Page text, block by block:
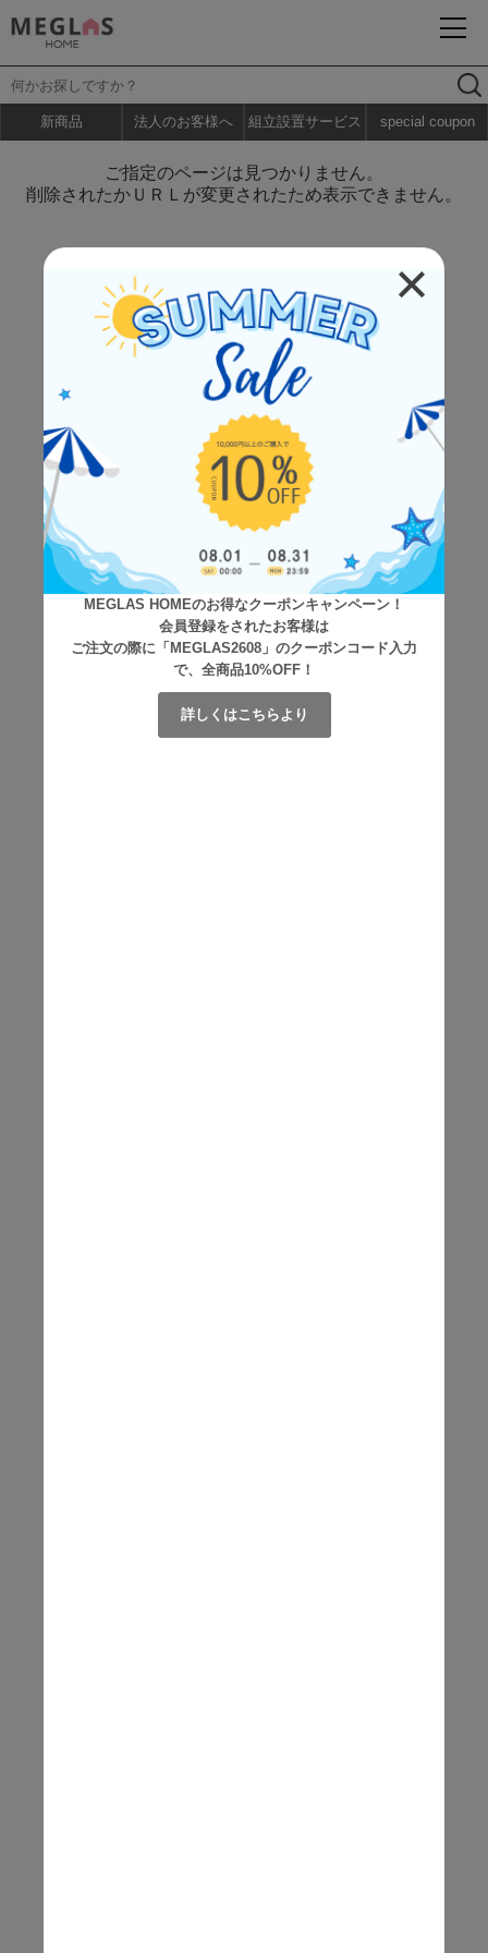
新商品 法人のお客様へ 組立設置サービス special coupon
MEGLAS HOMEのお得なクーポンキャンペーン！
会員登録をされたお客様は
ご注文の際に「MEGLAS2608」のクーポンコード入力
で、全商品10%OFF！
詳しくはこちらより
ご指定のページは見つかりません。
削除されたかＵＲＬが変更されたため表示できません。